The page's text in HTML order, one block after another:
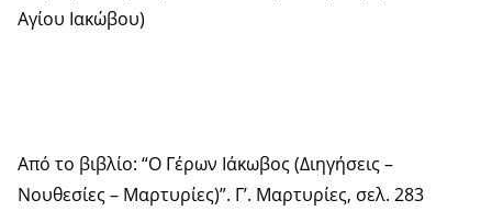
Αγίου Ιακώβου)
Από το βιβλίο: “Ο Γέρων Ιάκωβος (Διηγήσεις –
Νουθεσίες – Μαρτυρίες)”. Γ’. Μαρτυρίες, σελ. 283